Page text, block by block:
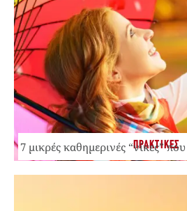
ΠΡΑΚΤΙΚΕΣ
7 μικρές καθημερινές “νίκες”